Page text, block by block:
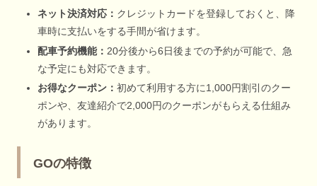
ネット決済対応： クレジットカードを登録しておくと、降
車時に支払いをする手間が省けます。
配車予約機能： 20分後から6日後までの予約が可能で、急
な予定にも対応できます。
お得なクーポン： 初めて利用する方に1,000円割引のクー
ポンや、友達紹介で2,000円のクーポンがもらえる仕組み
があります。
GOの特徴